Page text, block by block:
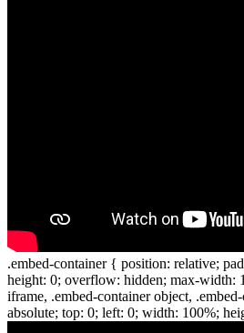
.embed-container { position: relative;
height: 0; overflow: hidden; max-width:
iframe, .embed-container object,
absolute; top: 0; left: 0; width: 100%;